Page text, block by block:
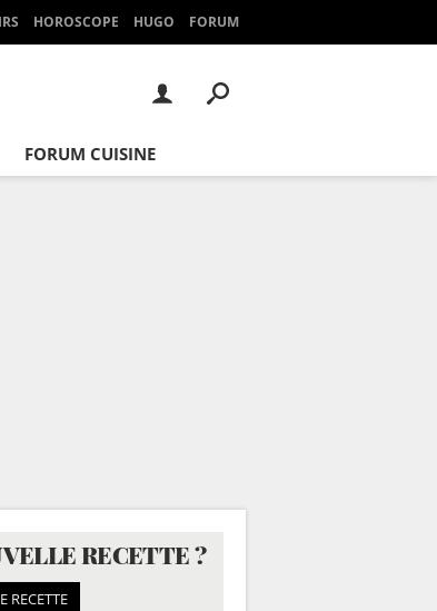
HOROSCOPE HUGO FORUM
FORUM CUISINE
RECETTE ?
RECETTE